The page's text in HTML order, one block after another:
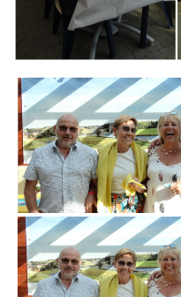
Branding
ARMCHAIR